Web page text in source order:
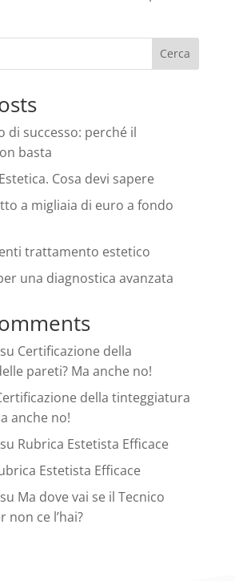
Cerca
di successo: perché il
basta
Cosa devi sapere
a migliaia di euro a fondo
trattamento estetico
una diagnostica avanzata
su Certificazione della
pareti? Ma anche no!
della tinteggiatura
anche no!
su Rubrica Estetista Efficace
Estetista Efficace
su Ma dove vai se il Tecnico
non ce l’hai?